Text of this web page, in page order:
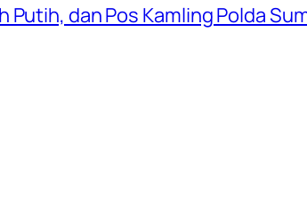
Putih, dan Pos Kamling Polda